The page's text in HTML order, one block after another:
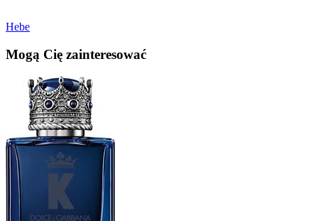
Hebe
Mogą Cię zainteresować